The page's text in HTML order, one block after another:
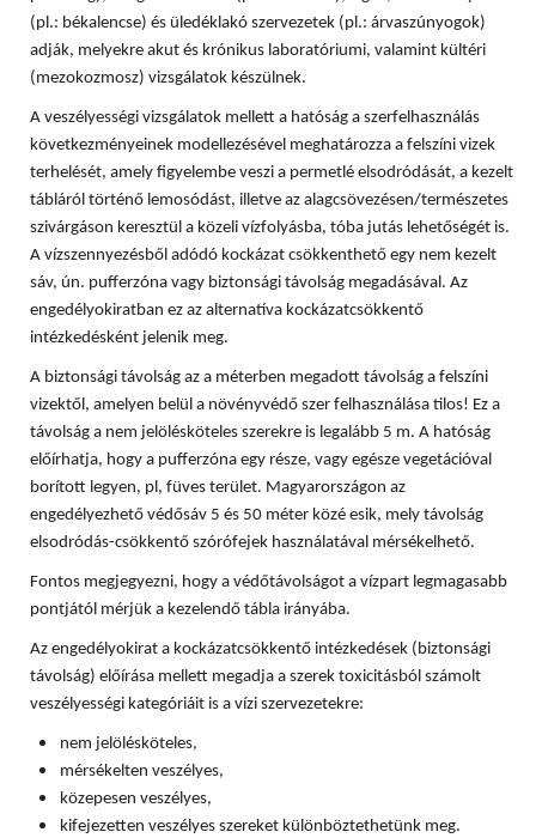
(pl.: békalencse) és üledéklakó szervezetek (pl.: árvaszúnyogok)
adják, melyekre akut és krónikus laboratóriumi, valamint kültéri
(mezokozmosz) vizsgálatok készülnek.
A veszélyességi vizsgálatok mellett a hatóság a szerfelhasználás
következményeinek modellezésével meghatározza a felszíni vizek
terhelését, amely figyelembe veszi a permetlé elsodródását, a kezelt
tábláról történő lemosódást, illetve az alagcsövezésen/természetes
szivárgáson keresztül a közeli vízfolyásba, tóba jutás lehetőségét is.
A vízszennyezésből adódó kockázat csökkenthető egy nem kezelt
sáv, ún. pufferzóna vagy biztonsági távolság megadásával. Az
engedélyokiratban ez az alternatíva kockázatcsökkentő
intézkedésként jelenik meg.
A biztonsági távolság az a méterben megadott távolság a felszíni
vizektől, amelyen belül a növényvédő szer felhasználása tilos! Ez a
távolság a nem jelölésköteles szerekre is legalább 5 m. A hatóság
előírhatja, hogy a pufferzóna egy része, vagy egésze vegetációval
borított legyen, pl, füves terület. Magyarországon az
engedélyezhető védősáv 5 és 50 méter közé esik, mely távolság
elsodródás-csökkentő szórófejek használatával mérsékelhető.
Fontos megjegyezni, hogy a védőtávolságot a vízpart legmagasabb
pontjától mérjük a kezelendő tábla irányába.
Az engedélyokirat a kockázatcsökkentő intézkedések (biztonsági
távolság) előírása mellett megadja a szerek toxicitásból számolt
veszélyességi kategóriáit is a vízi szervezetekre:
nem jelölésköteles,
mérsékelten veszélyes,
közepesen veszélyes,
kifejezetten veszélyes szereket különböztethetünk meg.